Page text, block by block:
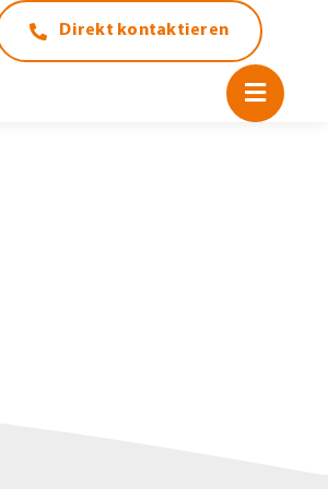
Direkt kontaktieren